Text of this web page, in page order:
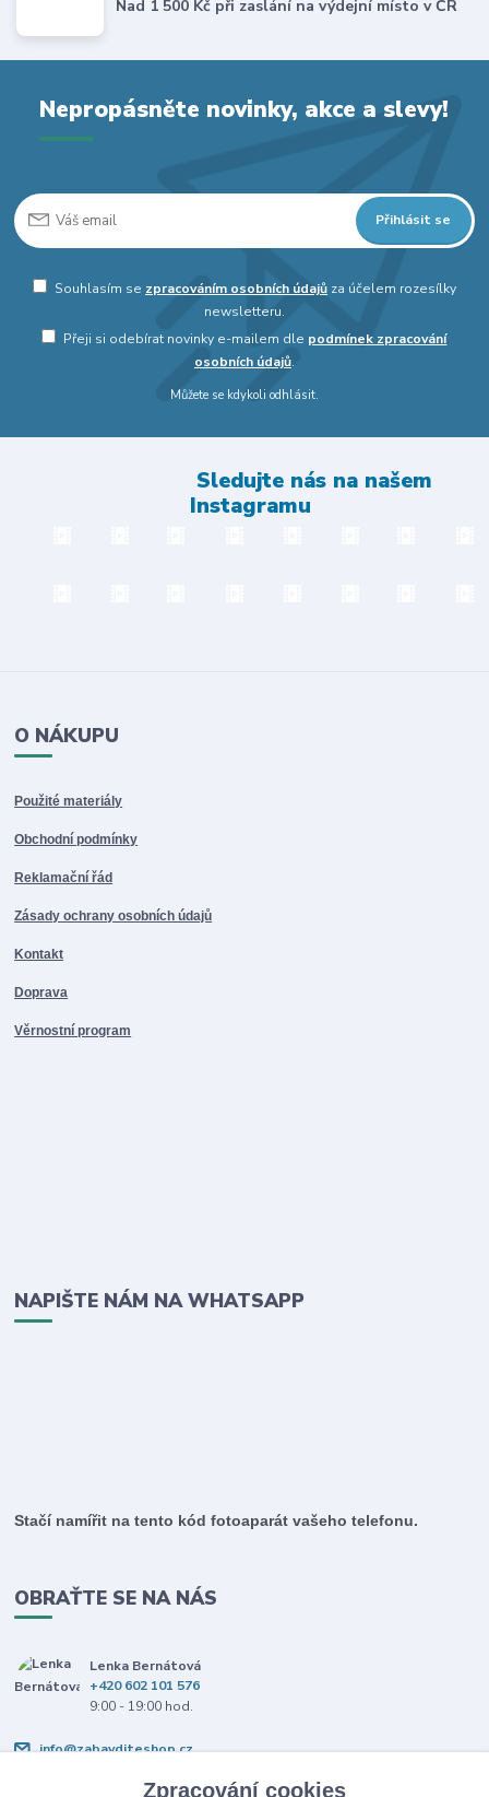
Nad 1 500 Kč při zaslání na výdejní místo v ČR
Nepropásněte novinky, akce a slevy!
Přihlásit se
Souhlasím se zpracováním osobních údajůza účelem rozesílky
newsletteru.
Přeji si odebírat novinky e-mailem dle podmínek zpracování
osobních údajů.
Můžete se kdykoli odhlásit.
Sledujte nás na našem
Instagramu
O NÁKUPU
Použité materiály
Obchodní podmínky
Reklamační řád
Zásady ochrany osobních údajů
Kontakt
Doprava
Věrnostní program
NAPIŠTE NÁM NA WHATSAPP
Stačí namířit na tento kód fotoaparát vašeho telefonu.
OBRAŤTE SE NA NÁS
Lenka Bernátová
+420 602 101 576
9:00 - 19:00 hod.
info@zabavditeshop.cz
Zpracování cookies